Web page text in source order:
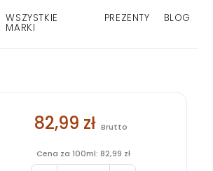
WSZYSTKIE
MARKI
PREZENTY BLOG
82,99 zł Brutto
Cena za 100ml: 82,99 zł